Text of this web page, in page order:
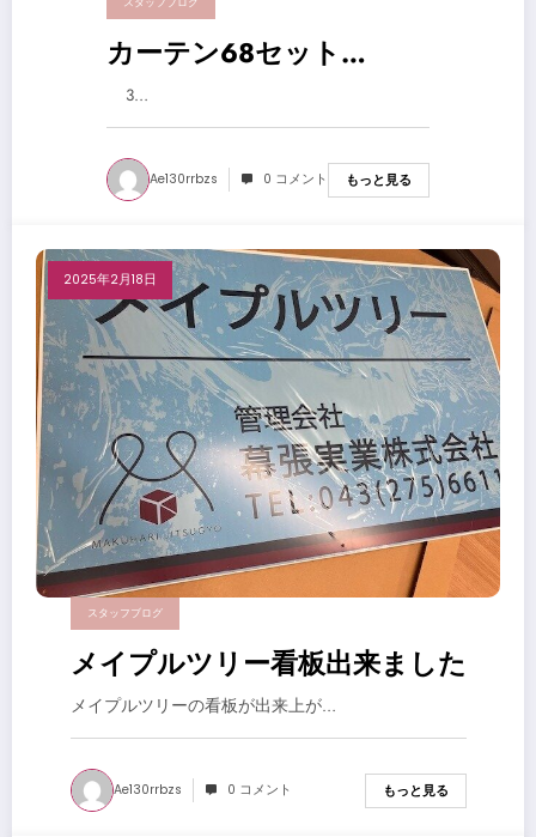
スタッフブログ
カーテン68セット…
3…
Ae130rrbzs 0 コメント もっと見る
2025年2月18日
スタッフブログ
メイプルツリー看板出来ました
メイプルツリーの看板が出来上が…
Ae130rrbzs 0 コメント もっと見る